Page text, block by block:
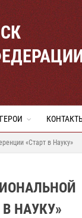
ГЕРОИ
«Старт в Науку»
НАУКУ»